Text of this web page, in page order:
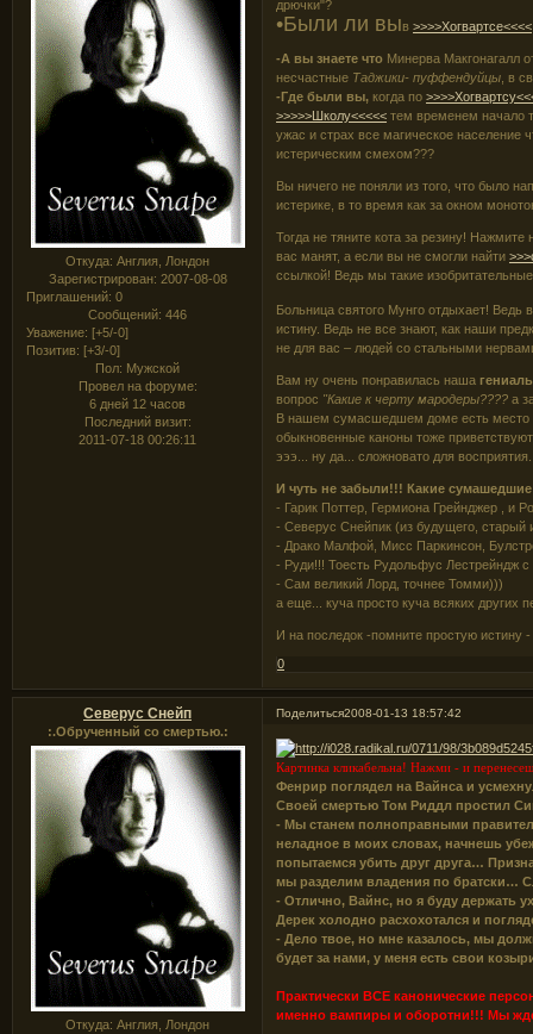
Откуда: Англия, Лондон
Зарегистрирован: 2007-08-08
Приглашений: 0
Сообщений: 446
Уважение: [+5/-0]
Позитив: [+3/-0]
Пол: Мужской
Провел на форуме:
6 дней 12 часов
Последний визит:
2011-07-18 00:26:11
дрючки"?
•Были ли выв>>>>Хогвартсе<<<<
-А вы знаете что Минерва Макгонагалл
несчастные Таджики- пуффендуйцы , в
-Где были вы,когда по
>>>>>Школу<<<<< тем временем начало
ужас и страх все магическое население
истерическим смехом???
Вы ничего не поняли из того, что было
истерике, в то время как за окном
Тогда не тяните кота за резину!
вас манят, а если вы не смогли найти
ссылкой! Ведь мы такие
Больница святого Мунго отдыхает! Ведь
истину. Ведь не все знают, как наши
не для вас – людей со стальными
Вам ну очень понравилась наша
вопрос "Какие к черту мародеры????а
В нашем сумасшедшем доме есть место
обыкновенные каноны тоже
эээ... ну да... сложновато для
И чуть не забыли!!! Какие
- Гарик Поттер, Гермиона Грейнджер , и
- Северус Снейпик (из будущего,
- Драко Малфой, Мисс Паркинсон,
- Руди!!! Тоесть Рудольфус Лестрейндж
- Сам великий Лорд, точнее Томми)))
а еще... куча просто куча всяких других
И на последок -помните простую истину
0
Поделиться2008-01-13 18:57:42
Северус Снейп
:.Обрученный со смертью.:
Откуда: Англия, Лондон
Картинка кликабельна! Нажми - и
Фенрир поглядел на Вайнса и
Своей смертью Том Риддл простил
- Мы станем полноправными
неладное в моих словах, начнешь
попытаемся убить друг друга…
мы разделим владения по братски…
- Отлично, Вайнс, но я буду держать
Дерек холодно расхохотался и
- Дело твое, но мне казалось, мы
будет за нами, у меня есть свои
Практически ВСЕ канонические
именно вампиры и оборотни!!! Мы